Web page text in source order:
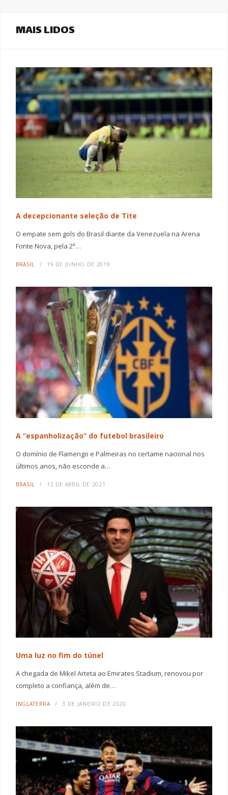
MAIS LIDOS
A decepcionante seleção de Tite
O empate sem gols do Brasil diante da Venezuela na Arena
Fonte Nova, pela 2ª…
BRASIL 19 DE JUNHO DE 2019
A “espanholização” do futebol brasileiro
O domínio de Flamengo e Palmeiras no certame nacional nos
últimos anos, não esconde a…
BRASIL 12 DE ABRIL DE 2021
Uma luz no fim do túnel
A chegada de Mikel Arteta ao Emirates Stadium, renovou por
completo a confiança, além de…
INGLATERRA 3 DE JANEIRO DE 2020